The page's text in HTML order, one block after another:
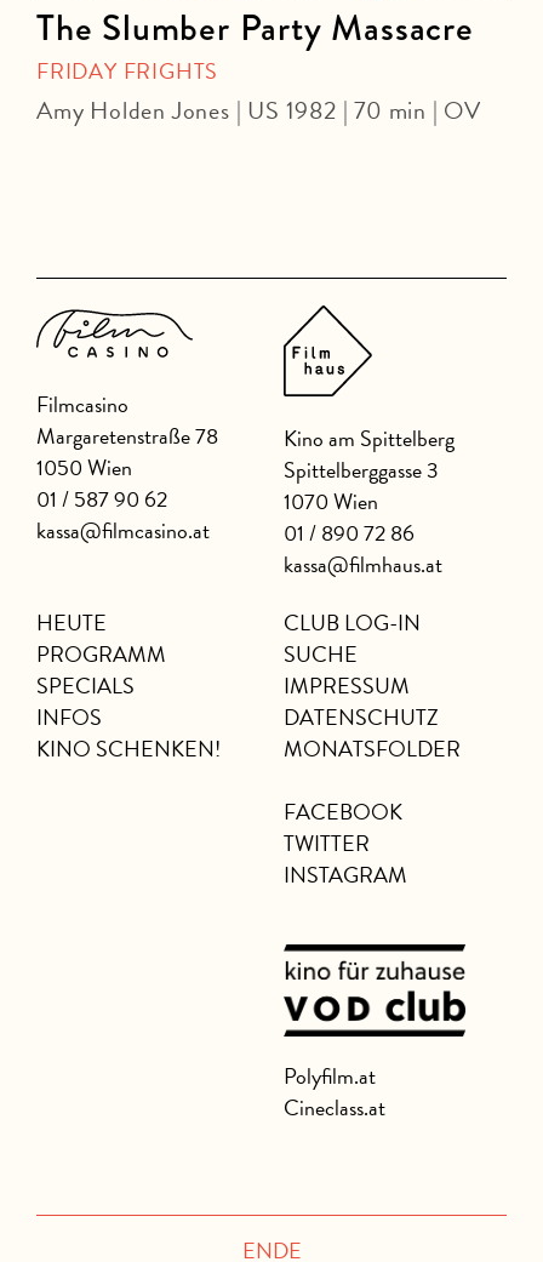
The Slumber Party Massacre
FRIDAY FRIGHTS
Amy Holden Jones | US 1982 | 70 min | OV
Filmcasino
Margaretenstraße 78
1050 Wien
01 / 587 90 62
kassa@filmcasino.at
Kino am Spittelberg
Spittelberggasse 3
1070 Wien
01 / 890 72 86
kassa@filmhaus.at
HEUTE
PROGRAMM
SPECIALS
INFOS
KINO SCHENKEN!
CLUB LOG-IN
SUCHE
IMPRESSUM
DATENSCHUTZ
MONATSFOLDER
FACEBOOK
TWITTER
INSTAGRAM
Polyfilm.at
Cineclass.at
ENDE